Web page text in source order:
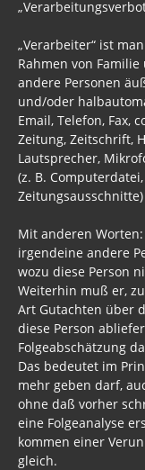
„Verarbeiter“ ist
Rahmen von
andere Personen
und/oder
Email, Telefon, Fax,
Zeitung, Zeitschrift,
Lautsprecher,
(z. B.
Mit anderen
irgendeine andere
wozu diese Person
Weiterhin muß er,
Art Gutachten über
diese Person
Folgeabschätzung
Das bedeutet im
mehr geben darf,
ohne daß vorher
eine Folgeanalyse
kommen einer
gleich.